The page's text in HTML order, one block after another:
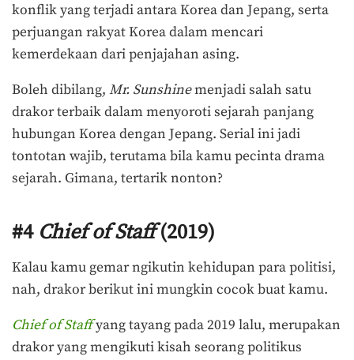
konflik yang terjadi antara Korea dan Jepang, serta
perjuangan rakyat Korea dalam mencari
kemerdekaan dari penjajahan asing.
Boleh dibilang, Mr. Sunshinemenjadi salah satu
drakor terbaik dalam menyoroti sejarah panjang
hubungan Korea dengan Jepang. Serial ini jadi
tontotan wajib, terutama bila kamu pecinta drama
sejarah. Gimana, tertarik nonton?
#4 Chief of Staff(2019)
Kalau kamu gemar ngikutin kehidupan para politisi,
nah, drakor berikut ini mungkin cocok buat kamu.
Chief of Staffyang tayang pada 2019 lalu, merupakan
drakor yang mengikuti kisah seorang politikus